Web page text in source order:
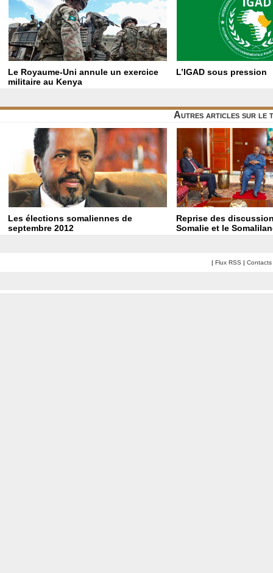
Le Royaume-Uni annule un exercice
militaire au Kenya
L’IGAD sous pression
Autres articles sur le
Les élections somaliennes de
septembre 2012
Reprise des
Somalie et le
| Flux RSS | Contacts